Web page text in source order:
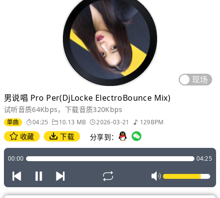
现场
男说唱 Pro Per(DjLocke ElectroBounce Mix)
试听音质64Kbps，下载音质320Kbps
单曲 04:25 10.13 MB 2026-03-21 129BPM
收藏 下载 分享到：
00:00 04:25